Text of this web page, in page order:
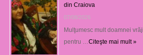
din Craiova
07/08/2026
Mulţumesc mult doamnei
pentru … Citeşte mai mult »